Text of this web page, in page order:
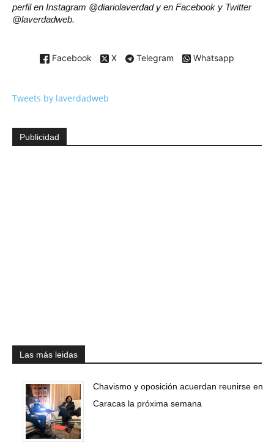
perfil en Instagram @diariolaverdad y en Facebook y Twitter
@laverdadweb.
Facebook X Telegram Whatsapp
Tweets by laverdadweb
Publicidad
Las más leidas
Chavismo y oposición acuerdan reunirse en
Caracas la próxima semana